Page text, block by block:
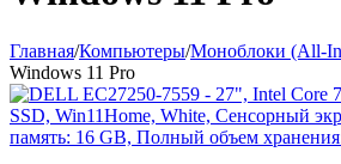
Главная/Компьютеры/Моноблоки (All-
Windows 11 Pro